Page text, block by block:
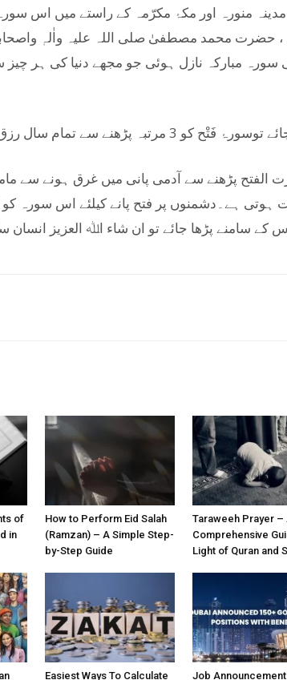
منورہ اور مکۂ مکرّمہ کے راستے میں اس
، حضرت محمد مصطفیٰ صلی اللہ علیہ واٰلہٖ
میں فراخی ہوتی ہے ۔ (جنّتی زیور ، ص596)
پڑھنے سے آدمی پانی میں غرق ہونے سے
کے سامنے پڑھا جائے تو ان شاء اﷲ العزیز انسان
of
in
How to Perform Eid Salah
(Ramzan) – A Simple Step-
by-Step Guide
Taraweeh Prayer –
Comprehensive
Light of Quran and
Easiest Ways To Calculate Job